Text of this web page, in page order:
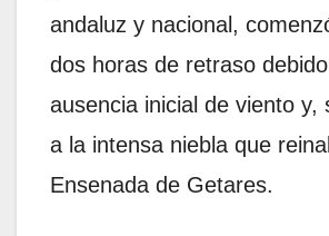
andaluz y nacional,
dos horas de retraso
ausencia inicial de viento y,
a la intensa niebla que
Ensenada de Getares.